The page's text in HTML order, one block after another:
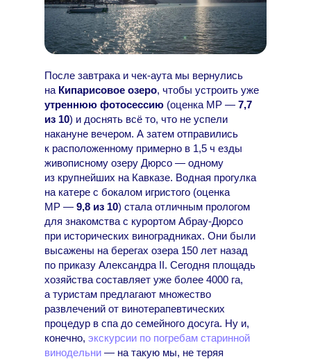
После завтрака и чек-аута мы вернулись
на Кипарисовое озеро, чтобы устроить уже
утреннюю фотосессию (оценка МР — 7,7
из 10) и доснять всё то, что не успели
накануне вечером. А затем отправились
к расположенному примерно в 1,5 ч езды
живописному озеру Дюрсо — одному
из крупнейших на Кавказе. Водная прогулка
на катере с бокалом игристого (оценка
МР — 9,8 из 10) стала отличным прологом
для знакомства с курортом Абрау-Дюрсо
при исторических виноградниках. Они были
высажены на берегах озера 150 лет назад
по приказу Александра II. Сегодня площадь
хозяйства составляет уже более 4000 га,
а туристам предлагают множество
развлечений от винотерапевтических
процедур в спа до семейного досуга. Ну и,
конечно, экскурсии по погребам старинной
винодельни — на такую мы, не теряя